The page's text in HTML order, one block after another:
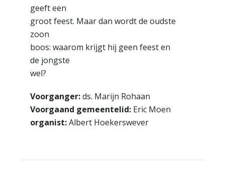
geeft een
groot feest. Maar dan wordt de oudste
zoon
boos: waarom krijgt hij geen feest en
de jongste
wel?
Voorganger:ds. Marijn Rohaan
Voorgaand gemeentelid: Eric Moen
organist:Albert Hoekerswever